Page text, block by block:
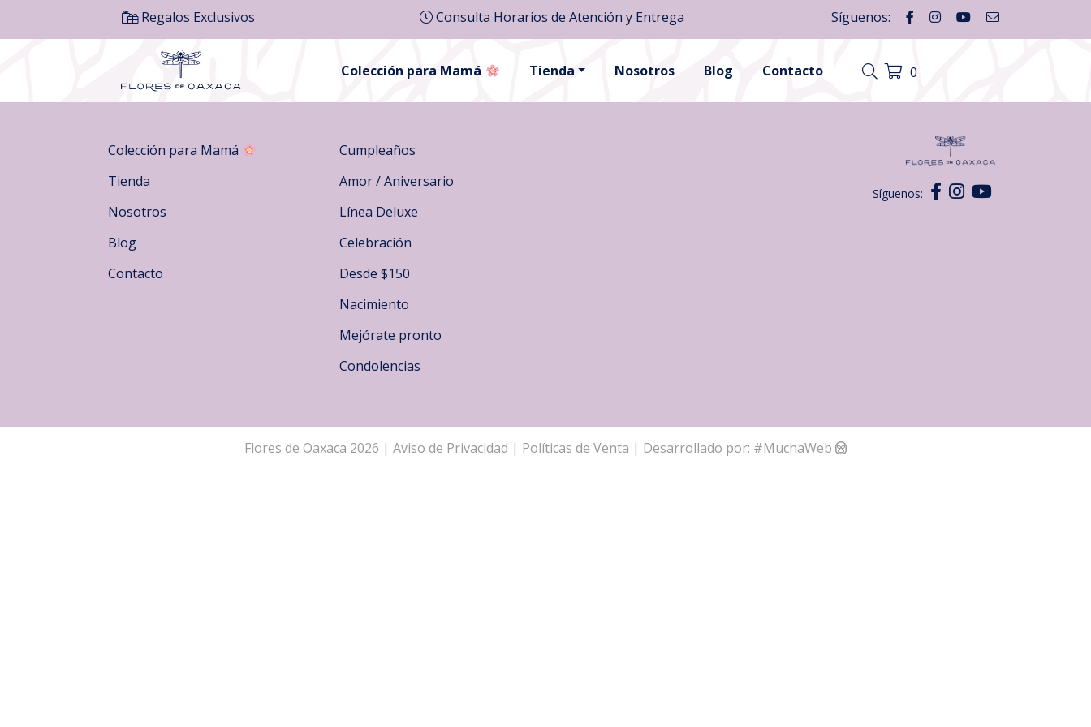
Regalos Exclusivos Consulta Horarios de Atención y Entrega Síguenos:
Colección para Mamá Tienda Nosotros Blog Contacto 0
Colección para Mamá
Tienda
Nosotros
Blog
Contacto
Cumpleaños
Amor / Aniversario
Línea Deluxe
Celebración
Desde $150
Nacimiento
Mejórate pronto
Condolencias
Síguenos:
Flores de Oaxaca 2026 | Aviso de Privacidad | Políticas de Venta | Desarrollado por: #MuchaWeb